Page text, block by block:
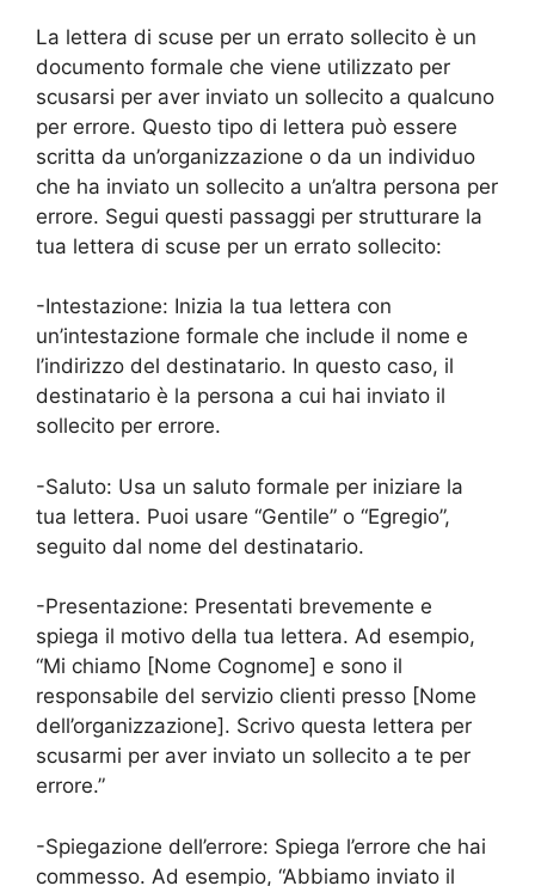
La lettera di scuse per un errato sollecito è un
documento formale che viene utilizzato per
scusarsi per aver inviato un sollecito a qualcuno
per errore. Questo tipo di lettera può essere
scritta da un’organizzazione o da un individuo
che ha inviato un sollecito a un’altra persona per
errore. Segui questi passaggi per strutturare la
tua lettera di scuse per un errato sollecito:
-Intestazione: Inizia la tua lettera con
un’intestazione formale che include il nome e
l’indirizzo del destinatario. In questo caso, il
destinatario è la persona a cui hai inviato il
sollecito per errore.
-Saluto: Usa un saluto formale per iniziare la
tua lettera. Puoi usare “Gentile” o “Egregio”,
seguito dal nome del destinatario.
-Presentazione: Presentati brevemente e
spiega il motivo della tua lettera. Ad esempio,
“Mi chiamo [Nome Cognome] e sono il
responsabile del servizio clienti presso [Nome
dell’organizzazione]. Scrivo questa lettera per
scusarmi per aver inviato un sollecito a te per
errore.”
-Spiegazione dell’errore: Spiega l’errore che hai
commesso. Ad esempio, “Abbiamo inviato il